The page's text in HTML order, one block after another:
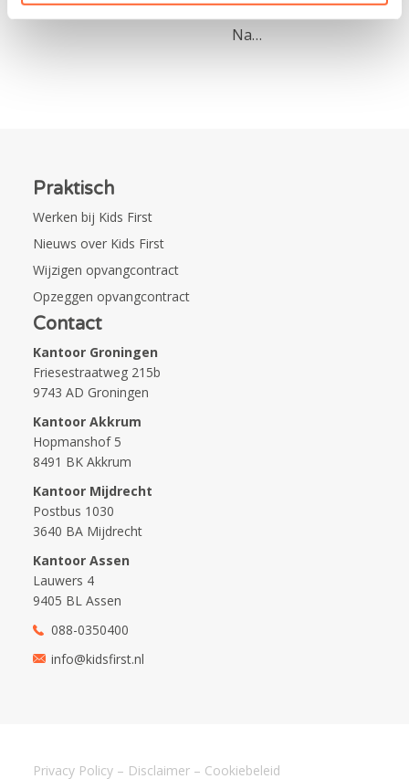
Leeuwarden Zuid.
Na…
Praktisch
Werken bij Kids First
Nieuws over Kids First
Wijzigen opvangcontract
Opzeggen opvangcontract
Contact
Kantoor Groningen
Friesestraatweg 215b
9743 AD Groningen
Kantoor Akkrum
Hopmanshof 5
8491 BK Akkrum
Kantoor Mijdrecht
Postbus 1030
3640 BA Mijdrecht
Kantoor Assen
Lauwers 4
9405 BL Assen
088-0350400
info@kidsfirst.nl
Privacy Policy – Disclaimer – Cookiebeleid